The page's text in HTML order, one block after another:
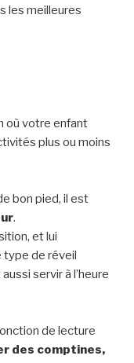
les meilleures
où votre enfant
plus ou moins
bon pied, il est
.
et lui
type de réveil
servir à l’heure
de lecture
des comptines,